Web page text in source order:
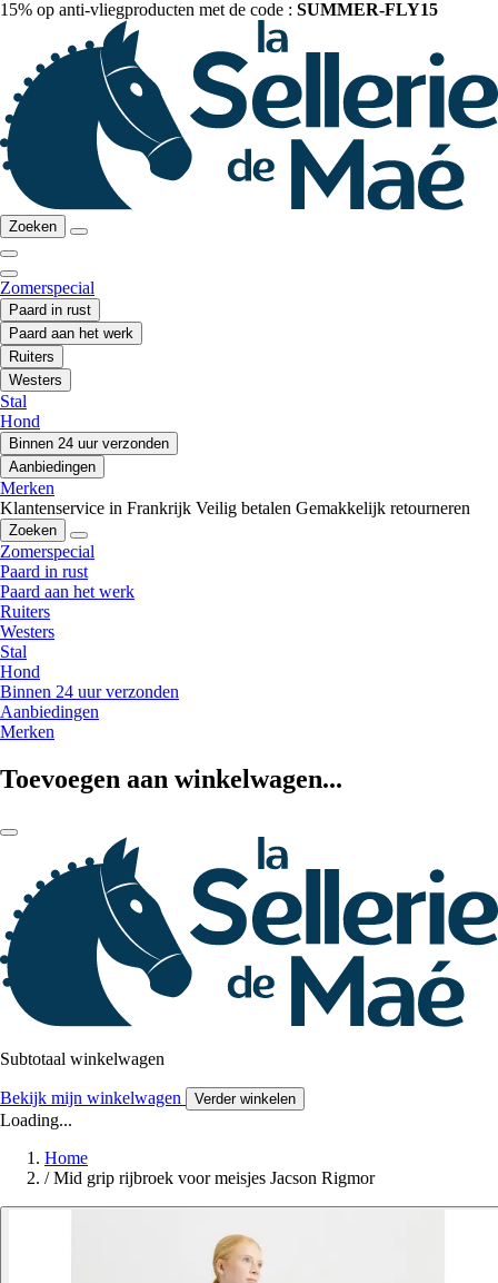
15% op anti-vliegproducten met de code : SUMMER-FLY15
Zoeken
Zomerspecial
Paard in rust
Paard aan het werk
Ruiters
Westers
Stal
Hond
Binnen 24 uur verzonden
Aanbiedingen
Merken
Klantenservice in Frankrijk Veilig betalen Gemakkelijk retourneren
Zoeken
Zomerspecial
Paard in rust
Paard aan het werk
Ruiters
Westers
Stal
Hond
Binnen 24 uur verzonden
Aanbiedingen
Merken
Toevoegen aan winkelwagen...
Subtotaal winkelwagen
Bekijk mijn winkelwagen Verder winkelen
Loading...
Home
/ Mid grip rijbroek voor meisjes Jacson Rigmor